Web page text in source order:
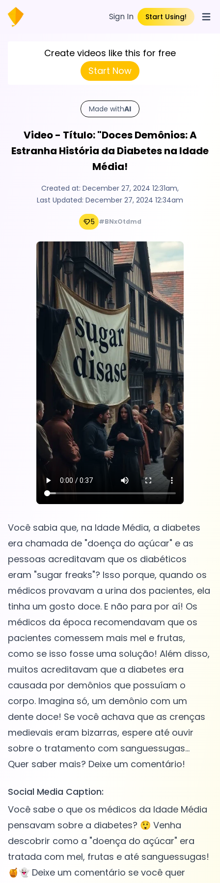
Sign In Start Using!
Create videos like this for free
Start Now
Made withAI
Video - Título: "Doces Demônios: A
Estranha História da Diabetes na Idade
Média!
Created at: December 27, 2024 12:31am,
Last Updated: December 27, 2024 12:34am
5 #BNxOtdmd
Você sabia que, na Idade Média, a diabetes
era chamada de "doença do açúcar" e as
pessoas acreditavam que os diabéticos
eram "sugar freaks"? Isso porque, quando os
médicos provavam a urina dos pacientes, ela
tinha um gosto doce. E não para por aí! Os
médicos da época recomendavam que os
pacientes comessem mais mel e frutas,
como se isso fosse uma solução! Além disso,
muitos acreditavam que a diabetes era
causada por demônios que possuíam o
corpo. Imagina só, um demônio com um
dente doce! Se você achava que as crenças
medievais eram bizarras, espere até ouvir
sobre o tratamento com sanguessugas...
Social Media Caption:
Você sabe o que os médicos da Idade Média
pensavam sobre a diabetes? 😲 Venha
descobrir como a "doença do açúcar" era
tratada com mel, frutas e até sanguessugas!
🍯👻 Deixe um comentário se você quer